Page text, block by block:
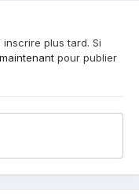
plus tard. Si
pour publier